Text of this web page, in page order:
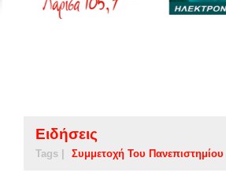
Ειδήσεις
Tags | Συμμετοχή Του